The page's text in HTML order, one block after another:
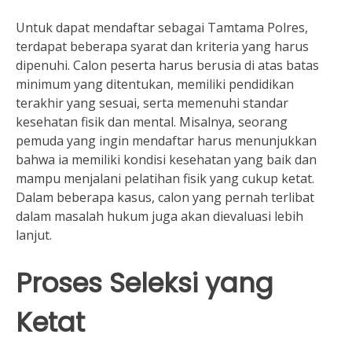
Untuk dapat mendaftar sebagai Tamtama Polres,
terdapat beberapa syarat dan kriteria yang harus
dipenuhi. Calon peserta harus berusia di atas batas
minimum yang ditentukan, memiliki pendidikan
terakhir yang sesuai, serta memenuhi standar
kesehatan fisik dan mental. Misalnya, seorang
pemuda yang ingin mendaftar harus menunjukkan
bahwa ia memiliki kondisi kesehatan yang baik dan
mampu menjalani pelatihan fisik yang cukup ketat.
Dalam beberapa kasus, calon yang pernah terlibat
dalam masalah hukum juga akan dievaluasi lebih
lanjut.
Proses Seleksi yang
Ketat